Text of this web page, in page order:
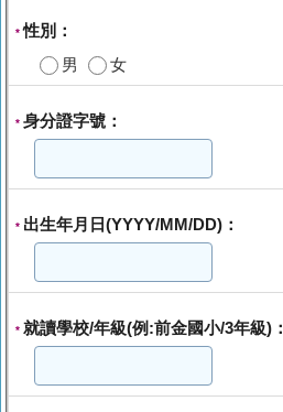
*性別：
男
女
* 身分證字號：
* 出生年月日(YYYY/MM/DD)：
* 就讀學校/年級(例:前金國小/3年級)：